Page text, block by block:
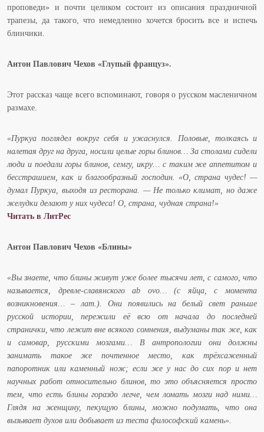
проповеди» и почти целиком состоит из описания праздничной
трапезы, да такого, что немедленно хочется бросить все и испечь
блинчики.
Антон Павлович Чехов «Глупый француз».
Этот рассказ чаще всего вспоминают, говоря о русском масленичном
размахе.
«Пуркуа поглядел вокруг себя и ужаснулся. Половые, толкаясь и
налетая друг на друга, носили целые горы блинов… За столами сидели
люди и поедали горы блинов, семгу, икру… с таким же аппетитом и
бесстрашием, как и благообразный господин. «О, страна чудес! —
думал Пуркуа, выходя из ресторана. — Не только климат, но даже
желудки делают у них чудеса! О, страна, чудная страна!»
Читать в ЛитРес
Антон Павлович Чехов «Блины»
«Вы знаете, что блины живут уже более тысячи лет, с самого, что
называется, древле-славянского ab ovo… (с яйца, с момента
возникновения… – лат.). Они появились на белый свет раньше
русской истории, пережили её всю от начала до последней
странички, что лежит вне всякого сомнения, выдуманы так же, как
и самовар, русскими мозгами… В антропологии они должны
занимать такое же почтенное место, как трёхсаженный
папоротник или каменный нож; если же у нас до сих пор и нет
научных работ относительно блинов, то это объясняется просто
тем, что есть блины гораздо легче, чем ломать мозги над ними…
Глядя на женщину, пекущую блины, можно подумать, что она
вызывает духов или добывает из теста философский камень».